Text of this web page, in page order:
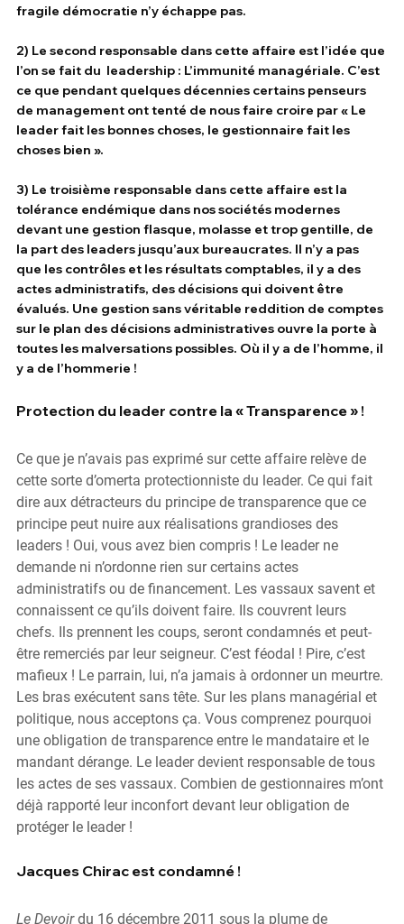
fragile démocratie n’y échappe pas.
2) Le second responsable dans cette affaire est l’idée que
l’on se fait du  leadership : L’immunité managériale. C’est
ce que pendant quelques décennies certains penseurs
de management ont tenté de nous faire croire par « Le
leader fait les bonnes choses, le gestionnaire fait les
choses bien ».
3) Le troisième responsable dans cette affaire est la
tolérance endémique dans nos sociétés modernes
devant une gestion flasque, molasse et trop gentille, de
la part des leaders jusqu’aux bureaucrates. Il n’y a pas
que les contrôles et les résultats comptables, il y a des
actes administratifs, des décisions qui doivent être
évalués. Une gestion sans véritable reddition de comptes
sur le plan des décisions administratives ouvre la porte à
toutes les malversations possibles. Où il y a de l’homme, il
y a de l’hommerie !
Protection du leader contre la « Transparence » !
Ce que je n’avais pas exprimé sur cette affaire relève de
cette sorte d’omerta protectionniste du leader. Ce qui fait
dire aux détracteurs du principe de transparence que ce
principe peut nuire aux réalisations grandioses des
leaders ! Oui, vous avez bien compris ! Le leader ne
demande ni n’ordonne rien sur certains actes
administratifs ou de financement. Les vassaux savent et
connaissent ce qu’ils doivent faire. Ils couvrent leurs
chefs. Ils prennent les coups, seront condamnés et peut-
être remerciés par leur seigneur. C’est féodal ! Pire, c’est
mafieux ! Le parrain, lui, n’a jamais à ordonner un meurtre.
Les bras exécutent sans tête. Sur les plans managérial et
politique, nous acceptons ça. Vous comprenez pourquoi
une obligation de transparence entre le mandataire et le
mandant dérange. Le leader devient responsable de tous
les actes de ses vassaux. Combien de gestionnaires m’ont
déjà rapporté leur inconfort devant leur obligation de
protéger le leader !
Jacques Chirac est condamné !
Le Devoir du 16 décembre 2011 sous la plume de